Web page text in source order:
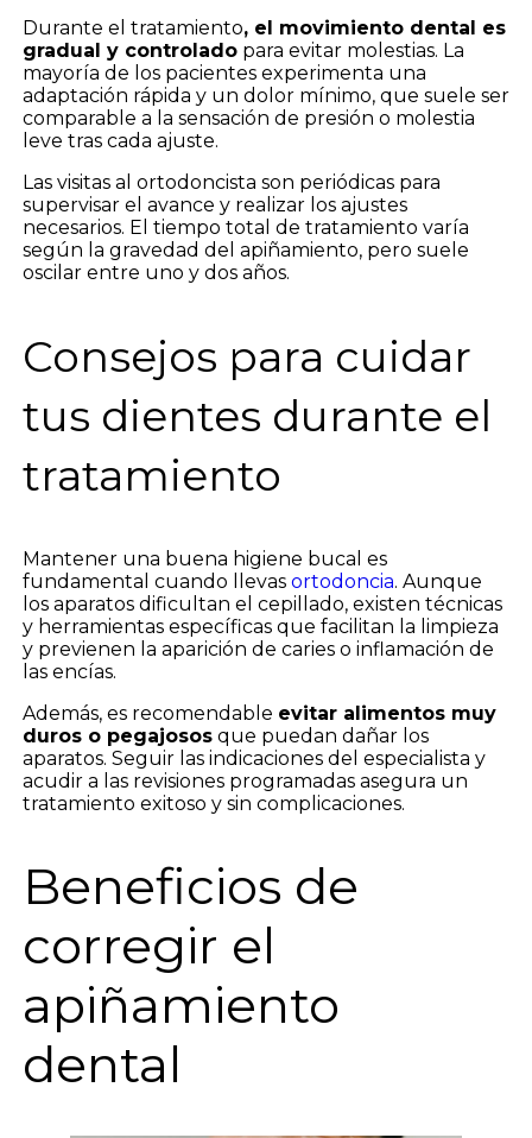
Durante el tratamiento, el movimiento dental es
gradual y controladopara evitar molestias. La
mayoría de los pacientes experimenta una
adaptación rápida y un dolor mínimo, que suele ser
comparable a la sensación de presión o molestia
leve tras cada ajuste.
Las visitas al ortodoncista son periódicas para
supervisar el avance y realizar los ajustes
necesarios. El tiempo total de tratamiento varía
según la gravedad del apiñamiento, pero suele
oscilar entre uno y dos años.
Consejos para cuidar
tus dientes durante el
tratamiento
Mantener una buena higiene bucal es
fundamental cuando llevas ortodoncia. Aunque
los aparatos dificultan el cepillado, existen técnicas
y herramientas específicas que facilitan la limpieza
y previenen la aparición de caries o inflamación de
las encías.
Además, es recomendable evitar alimentos muy
duros o pegajososque puedan dañar los
aparatos. Seguir las indicaciones del especialista y
acudir a las revisiones programadas asegura un
tratamiento exitoso y sin complicaciones.
Beneficios de
corregir el
apiñamiento
dental